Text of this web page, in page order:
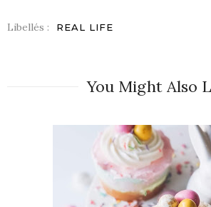
Libellés : REAL LIFE
You Might Also